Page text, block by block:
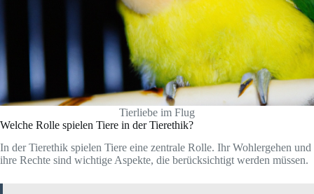
Tierliebe im Flug
Welche Rolle spielen Tiere in der Tierethik?
In der Tierethik spielen Tiere eine zentrale Rolle. Ihr Wohlergehen und
ihre Rechte sind wichtige Aspekte, die berücksichtigt werden müssen.